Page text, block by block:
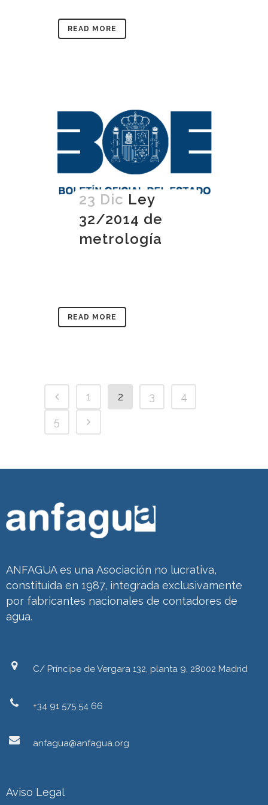
READ MORE
23 Dic Ley
32/2014 de
metrología
READ MORE
1 2 3
4
5
ANFAGUA es una Asociación no lucrativa,
constituida en 1987, integrada exclusivamente
por fabricantes nacionales de contadores de
agua.
C/ Príncipe de Vergara 132, planta 9, 28002 Madrid
+34 91 575 54 66
anfagua@anfagua.org
Aviso Legal